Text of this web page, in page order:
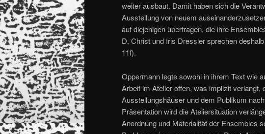
weiter ausbaut. Damit haben sich die
Ausstellung von neuem
auf diejenigen übertragen, die ihre
D. Christ und Iris Dressler sprechen
11f).
Oppermann legte sowohl in ihrem Text wie
Arbeit im Atelier offen, was implizit
Ausstellungshäuser und dem Publikum
Präsentation wird die Ateliersituation
Anordnung und Materialität der Ensembles